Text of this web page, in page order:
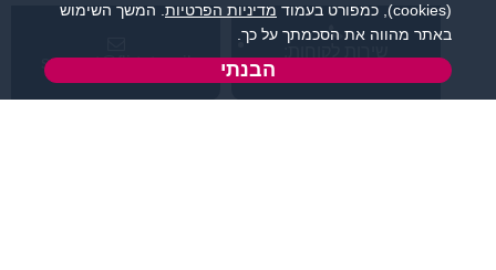
support@flirtut.co.il
(cookies), כמפורט בעמוד
מדיניות הפרטיות . המשך השימוש
באתר מהווה את הסכמתך על כך.
הבנתי